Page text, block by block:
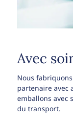
Avec
Nous
partenaire avec
emballons avec
du transport.